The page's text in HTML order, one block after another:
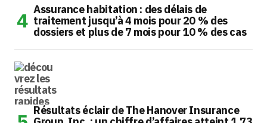
Assurance habitation : des délais de
traitement jusqu’à 4 mois pour 20 % des
dossiers et plus de 7 mois pour 10 % des cas
Résultats éclair de The Hanover Insurance